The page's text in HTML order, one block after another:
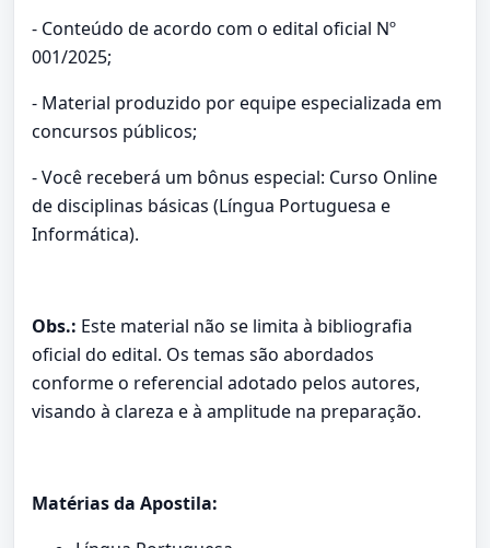
- Conteúdo de acordo com o edital oficial Nº
001/2025;
- Material produzido por equipe especializada em
concursos públicos;
- Você receberá um bônus especial: Curso Online
de disciplinas básicas (Língua Portuguesa e
Informática).
Obs.: Este material não se limita à bibliografia
oficial do edital. Os temas são abordados
conforme o referencial adotado pelos autores,
visando à clareza e à amplitude na preparação.
Matérias da Apostila: